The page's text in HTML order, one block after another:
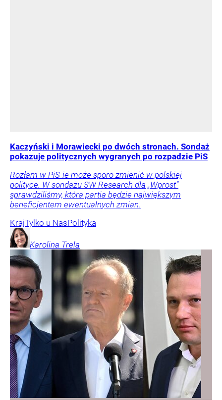
Kaczyński i Morawiecki po dwóch stronach. Sondaż
pokazuje politycznych wygranych po rozpadzie PiS
Rozłam w PiS-ie może sporo zmienić w polskiej
polityce. W sondażu SW Research dla „Wprost”
sprawdziliśmy, która partia będzie największym
beneficjentem ewentualnych zmian.
KrajTylko u NasPolityka
Karolina Trela